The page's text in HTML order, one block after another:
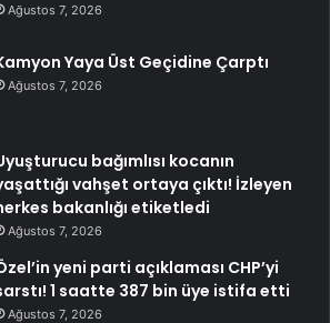
Ağustos 7, 2026
Yaya Üst Geçidine Çarptı
Ağustos 7, 2026
bağımlısı kocanın
vahşet ortaya çıktı! İzleyen
bakanlığı etiketledi
Ağustos 7, 2026
yeni parti açıklaması CHP’yi
1 saatte 387 bin üye istifa etti
Ağustos 7, 2026